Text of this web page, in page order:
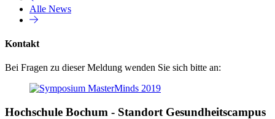
Alle News
Kontakt
Bei Fragen zu dieser Meldung wenden Sie sich bitte an:
Hochschule Bochum - Standort Gesundheitscampus